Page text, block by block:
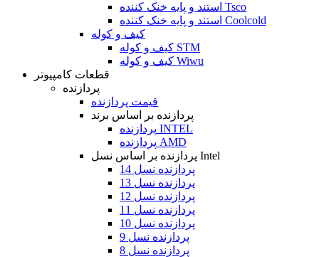
استند و پایه خنک کننده Tsco
استند و پایه خنک کننده Coolcold
کیف و کوله
کیف و کوله STM
کیف و کوله Wiwu
قطعات کامپیوتر
پردازنده
قیمت پردازنده
پردازنده بر اساس برند
پردازنده INTEL
پردازنده AMD
پردازنده بر اساس نسل Intel
پردازنده نسل 14
پردازنده نسل 13
پردازنده نسل 12
پردازنده نسل 11
پردازنده نسل 10
پردازنده نسل 9
پردازنده نسل 8